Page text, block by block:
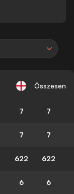
Összesen
7 7
7 7
622 622
6 6